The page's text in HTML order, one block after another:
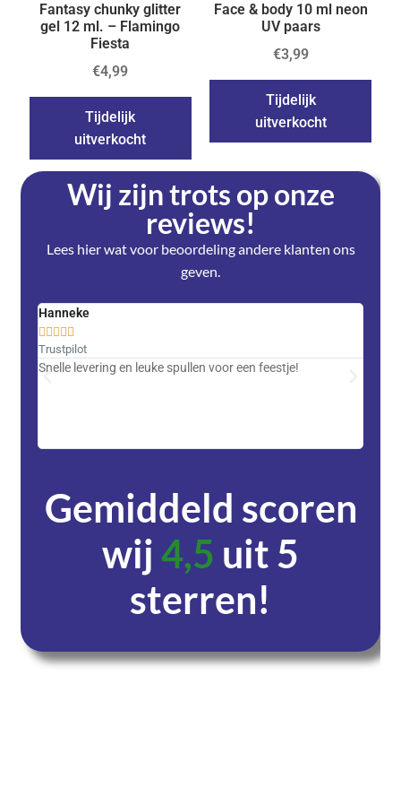
Fantasy chunky glitter
gel 12 ml. – Flamingo
Fiesta
€4,99
Tijdelijk
uitverkocht
Face & body 10 ml neon
UV paars
€3,99
Tijdelijk
uitverkocht
Wij zijn trots op onze
reviews!
Lees hier wat voor beoordeling andere klanten ons
geven.
Hanneke
    
Trustpilot
Snelle levering en leuke spullen voor een feestje!
Gemiddeld scoren
wij4,5 uit 5
sterren!